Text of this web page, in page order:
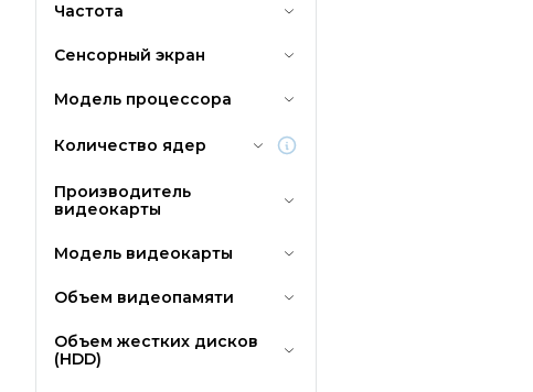
Частота
Сенсорный экран
Модель процессора
Количество ядер
Производитель
видеокарты
Модель видеокарты
Объем видеопамяти
Объем жестких дисков
(HDD)